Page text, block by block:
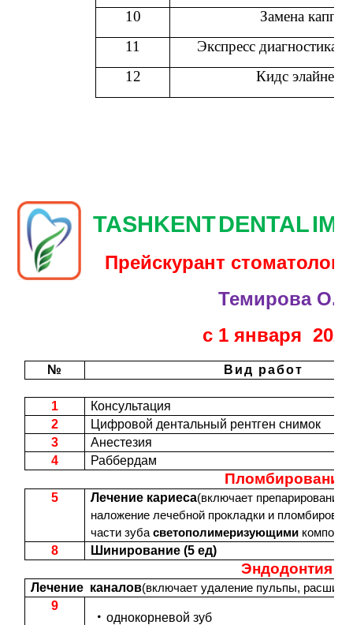
10
Замена каппы
11
Экспресс диагностика
12
Кидс элайнеры
TASHKENTDENTAL
Прейскурант
Темирова
с 1 января
№ Вид работ
1
Консультация
2
Цифровой дентальный рентген снимок
3
Анестезия
4
Раббердам
Пломбирование
5 Лечение кариеса(включает препарирование
наложение лечебной прокладки и
части зуба светополимеризующими
8 Шинирование (5 ед)
Эндодонтия
Лечение каналов(включает удаление пульпы,
9
однокорневой зуб